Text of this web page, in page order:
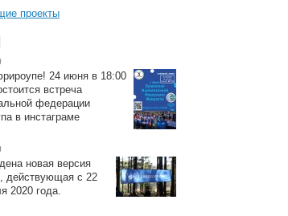
проекты
24 июня в 18:00
встреча
федерации
в инстаграме
новая версия
, действующая с 22
2020 года.